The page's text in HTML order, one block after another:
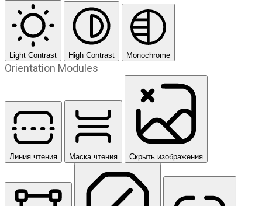
Light Contrast High Contrast Monochrome
Orientation Modules
Линия чтения Маска чтения Скрыть изображения